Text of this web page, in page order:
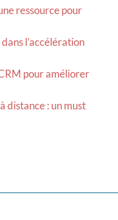
ressource pour
l’accélération
pour améliorer
distance : un must